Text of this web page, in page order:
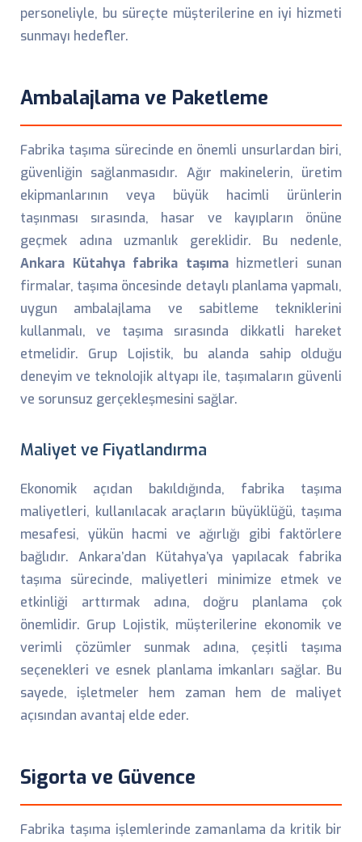
personeliyle, bu süreçte müşterilerine en iyi hizmeti
sunmayı hedefler.
Ambalajlama ve Paketleme
Fabrika taşıma sürecinde en önemli unsurlardan biri,
güvenliğin sağlanmasıdır. Ağır makinelerin, üretim
ekipmanlarının veya büyük hacimli ürünlerin
taşınması sırasında, hasar ve kayıpların önüne
geçmek adına uzmanlık gereklidir. Bu nedenle,
Ankara Kütahya fabrika taşımahizmetleri sunan
firmalar, taşıma öncesinde detaylı planlama yapmalı,
uygun ambalajlama ve sabitleme tekniklerini
kullanmalı, ve taşıma sırasında dikkatli hareket
etmelidir. Grup Lojistik, bu alanda sahip olduğu
deneyim ve teknolojik altyapı ile, taşımaların güvenli
ve sorunsuz gerçekleşmesini sağlar.
Maliyet ve Fiyatlandırma
Ekonomik açıdan bakıldığında, fabrika taşıma
maliyetleri, kullanılacak araçların büyüklüğü, taşıma
mesafesi, yükün hacmi ve ağırlığı gibi faktörlere
bağlıdır. Ankara’dan Kütahya’ya yapılacak fabrika
taşıma sürecinde, maliyetleri minimize etmek ve
etkinliği arttırmak adına, doğru planlama çok
önemlidir. Grup Lojistik, müşterilerine ekonomik ve
verimli çözümler sunmak adına, çeşitli taşıma
seçenekleri ve esnek planlama imkanları sağlar. Bu
sayede, işletmeler hem zaman hem de maliyet
açısından avantaj elde eder.
Sigorta ve Güvence
Fabrika taşıma işlemlerinde zamanlama da kritik bir